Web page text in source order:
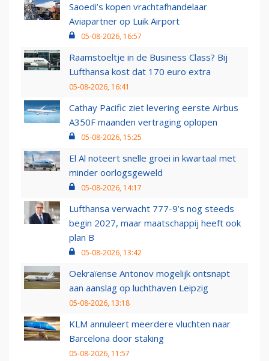
Saoedi’s kopen vrachtafhandelaar
Aviapartner op Luik Airport
05-08-2026, 16:57
Raamstoeltje in de Business Class? Bij
Lufthansa kost dat 170 euro extra
05-08-2026, 16:41
Cathay Pacific ziet levering eerste Airbus
A350F maanden vertraging oplopen
05-08-2026, 15:25
El Al noteert snelle groei in kwartaal met
minder oorlogsgeweld
05-08-2026, 14:17
Lufthansa verwacht 777-9’s nog steeds
begin 2027, maar maatschappij heeft ook
plan B
05-08-2026, 13:42
Oekraïense Antonov mogelijk ontsnapt
aan aanslag op luchthaven Leipzig
05-08-2026, 13:18
KLM annuleert meerdere vluchten naar
Barcelona door staking
05-08-2026, 11:57